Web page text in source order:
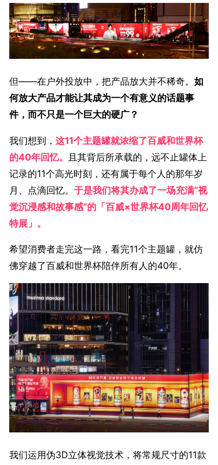
但——在户外投放中，把产品放大并不稀奇。如
何放大产品才能让其成为一个有意义的话题事
件，而不只是一个巨大的硬广？
我们想到，这11个主题罐就浓缩了百威和世界杯
的40年回忆。
且其背后所承载的，远不止罐体上
记录的11个高光时刻，还有属于每个人的那年岁
月、点滴回忆。于是我们将其办成了一场充满“视
觉沉浸感和故事感”的「百威×世界杯40周年回忆
特展」。
希望消费者走完这一路，看完11个主题罐，就仿
佛穿越了百威和世界杯陪伴所有人的40年。
我们运用伪3D立体视觉技术，将常规尺寸的11款